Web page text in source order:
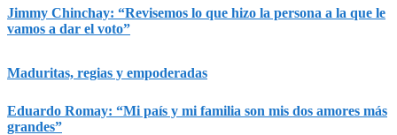
Jimmy Chinchay: “Revisemos lo que hizo la persona a la que le
vamos a dar el voto”
Maduritas, regias y empoderadas
Eduardo Romay: “Mi país y mi familia son mis dos amores más
grandes”